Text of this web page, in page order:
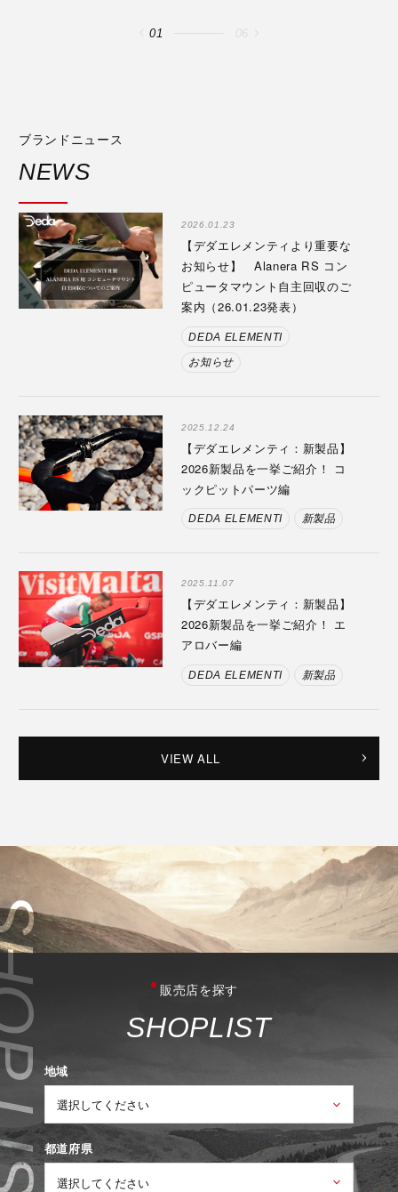
02
ブランドニュース
NEWS
2026.01.23
【デダエレメンティより重要な
お知らせ】 Alanera RS コン
ピュータマウント自主回収のご
案内（26.01.23発表）
DEDA ELEMENTI
お知らせ
2025.12.24
【デダエレメンティ：新製品】
2026新製品を一挙ご紹介！ コ
ックピットパーツ編
DEDA ELEMENTI 新製品
2025.11.07
【デダエレメンティ：新製品】
2026新製品を一挙ご紹介！ エ
アロバー編
DEDA ELEMENTI 新製品
VIEW ALL
販売店を探す
SHOPLIST
地域
都道府県